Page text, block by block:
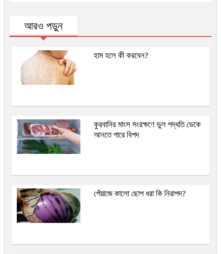
আরও পড়ুন
হাম হলে কী করবেন?
কুরবানির মাংস সংরক্ষণে ভুল পদ্ধতি ডেকে
আনতে পারে বিপদ
পেঁয়াজে কালো ছোপ ধরা কি নিরাপদ?